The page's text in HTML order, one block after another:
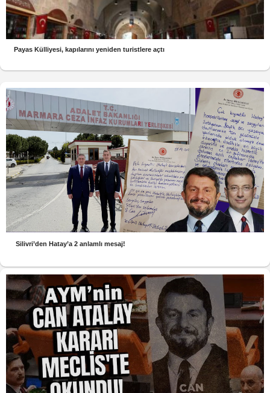
Payas Külliyesi, kapılarını yeniden turistlere açtı
Silivri’den Hatay’a 2 anlamlı mesaj!